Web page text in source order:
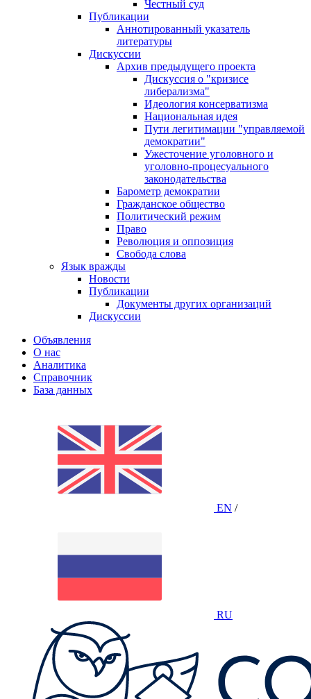
Честный суд
Публикации
Аннотированный указатель
литературы
Дискуссии
Архив предыдущего проекта
Дискуссия о "кризисе
либерализма"
Идеология консерватизма
Национальная идея
Пути легитимации "управляемой
демократии"
Ужесточение уголовного и
уголовно-процесуального
законодательства
Барометр демократии
Гражданское общество
Политический режим
Право
Революция и оппозиция
Свобода слова
Язык вражды
Новости
Публикации
Документы других организаций
Дискуссии
Объявления
О нас
Аналитика
Справочник
База данных
EN /
RU